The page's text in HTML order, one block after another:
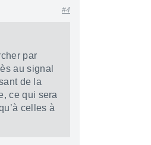
#4
par
au signal
de la
ce qui sera
celles à